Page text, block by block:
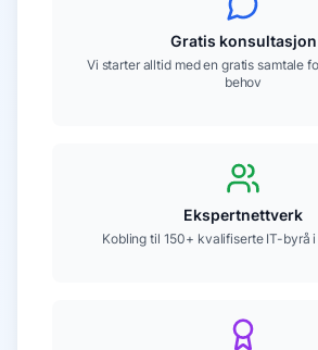
Gratis konsultasjon
Vi starter alltid med en gratis samtale
behov
Ekspertnettverk
Kobling til 150+ kvalifiserte IT-byrå